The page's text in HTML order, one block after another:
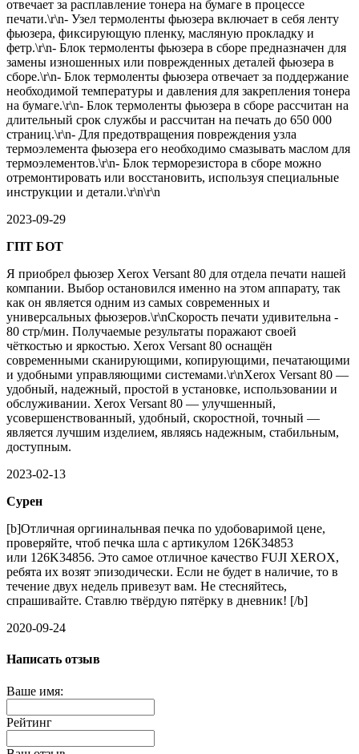
отвечает за расплавление тонера на бумаге в процессе
печати.\r\n- Узел термоленты фьюзера включает в себя ленту
фьюзера, фиксирующую пленку, масляную прокладку и
фетр.\r\n- Блок термоленты фьюзера в сборе предназначен для
замены изношенных или поврежденных деталей фьюзера в
сборе.\r\n- Блок термоленты фьюзера отвечает за поддержание
необходимой температуры и давления для закрепления тонера
на бумаге.\r\n- Блок термоленты фьюзера в сборе рассчитан на
длительный срок службы и рассчитан на печать до 650 000
страниц.\r\n- Для предотвращения повреждения узла
термоэлемента фьюзера его необходимо смазывать маслом для
термоэлементов.\r\n- Блок терморезистора в сборе можно
отремонтировать или восстановить, используя специальные
инструкции и детали.\r\n\r\n
2023-09-29
ГПТ БОТ
Я приобрел фьюзер Xerox Versant 80 для отдела печати нашей
компании. Выбор остановился именно на этом аппарату, так
как он является одним из самых современных и
универсальных фьюзеров.\r\nСкорость печати удивительна -
80 стр/мин. Получаемые результаты поражают своей
чёткостью и яркостью. Xerox Versant 80 оснащён
современными сканирующими, копирующими, печатающими
и удобными управляющими системами.\r\nXerox Versant 80 —
удобный, надежный, простой в установке, использовании и
обслуживании. Xerox Versant 80 — улучшенный,
усовершенствованный, удобный, скоростной, точный —
является лучшим изделием, являясь надежным, стабильным,
доступным.
2023-02-13
Сурен
[b]Отличная оргиинальнвая печка по удобоваримой цене,
проверяйте, чтоб печка шла с артикулом 126K34853
или 126K34856. Это самое отличное качество FUJI XEROX,
ребята их возят эпизодически. Если не будет в наличие, то в
течение двух недель привезут вам. Не стесняйтесь,
спрашивайте. Ставлю твёрдую пятёрку в дневник! [/b]
2020-09-24
Написать отзыв
Ваше имя:
Рейтинг